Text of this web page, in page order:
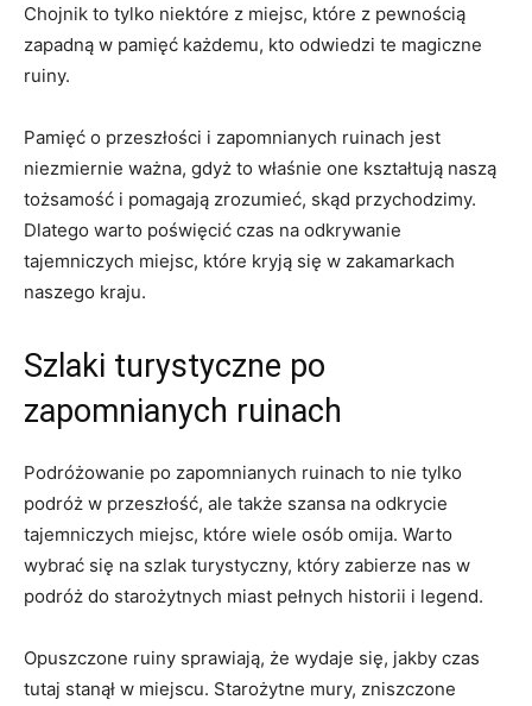
Chojnik to tylko ⁤niektóre z miejsc, które z pewnością
zapadną w ‌pamięć każdemu, kto odwiedzi te magiczne‌
ruiny.
Pamięć o przeszłości i zapomnianych ruinach⁢ jest
niezmiernie ⁤ważna, gdyż to właśnie one kształtują naszą
tożsamość i pomagają zrozumieć, skąd przychodzimy.
Dlatego warto‍ poświęcić czas na odkrywanie
tajemniczych miejsc, które kryją ⁤się w zakamarkach
⁢naszego kraju.
Szlaki ⁣turystyczne⁢ po​
zapomnianych ruinach
Podróżowanie po‌ zapomnianych ruinach to nie tylko
podróż w przeszłość, ale także szansa na odkrycie
tajemniczych‌ miejsc, które wiele osób omija. Warto
wybrać się na szlak turystyczny, który zabierze nas w
podróż do starożytnych miast pełnych historii​ i⁢ legend.
Opuszczone ruiny sprawiają,‌ że wydaje się, jakby czas
tutaj stanął w miejscu. Starożytne mury, zniszczone